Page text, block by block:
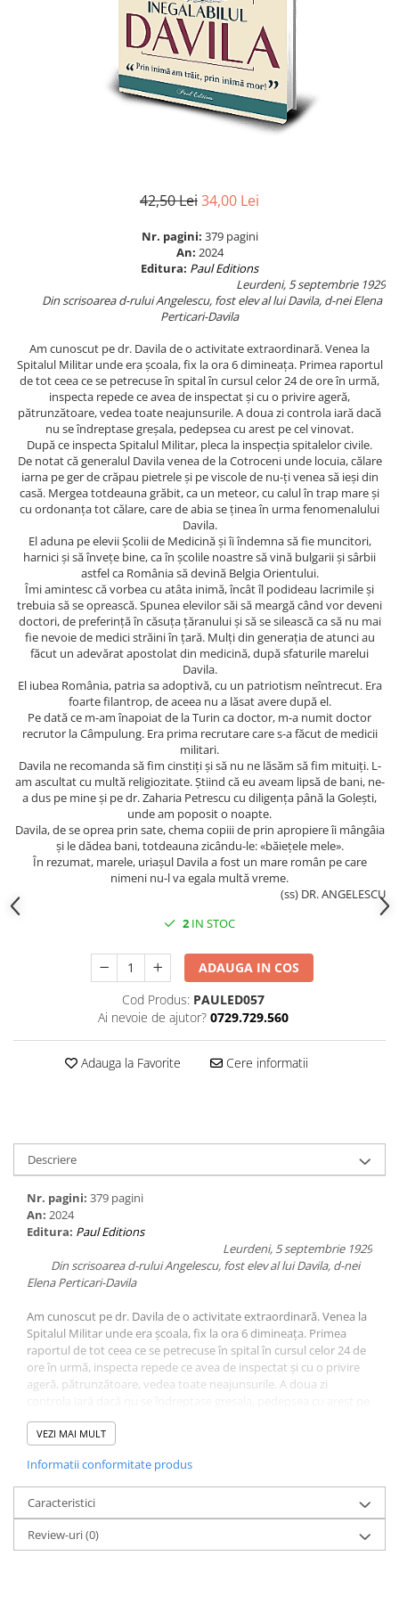
Manuale scolare/Cursuri
Spiritualitate/Ezoterism
Stiinte/Educatie
42,50 Lei34,00 Lei
Nr. pagini: 379 pagini
An: 2024
Editura: Paul Editions
Leurdeni, 5 septembrie 1929
Din scrisoarea d-rului Angelescu, fost elev al lui Davila, d-nei Elena
Perticari-Davila
Am cunoscut pe dr. Davila de o activitate extraordinară. Venea la
Spitalul Militar unde era școala, fix la ora 6 dimineața. Primea raportul
de tot ceea ce se petrecuse în spital în cursul celor 24 de ore în urmă,
inspecta repede ce avea de inspectat și cu o privire ageră,
pătrunzătoare, vedea toate neajunsurile. A doua zi controla iară dacă
nu se îndreptase greșala, pedepsea cu arest pe cel vinovat.
După ce inspecta Spitalul Militar, pleca la inspecția spitalelor civile.
De notat că generalul Davila venea de la Cotroceni unde locuia, călare
iarna pe ger de crăpau pietrele și pe viscole de nu-ți venea să ieși din
casă. Mergea totdeauna grăbit, ca un meteor, cu calul în trap mare și
cu ordonanța tot călare, care de abia se ținea în urma fenomenalului
Davila.
El aduna pe elevii Școlii de Medicină și îi îndemna să fie muncitori,
harnici și să învețe bine, ca în școlile noastre să vină bulgarii și sârbii
astfel ca România să devină Belgia Orientului.
Îmi amintesc că vorbea cu atâta inimă, încât îl podideau lacrimile și
trebuia să se oprească. Spunea elevilor săi să meargă când vor deveni
doctori, de preferință în căsuța țăranului și să se silească ca să nu mai
fie nevoie de medici străini în țară. Mulți din generația de atunci au
făcut un adevărat apostolat din medicină, după sfaturile marelui
Davila.
El iubea România, patria sa adoptivă, cu un patriotism neîntrecut. Era
foarte filantrop, de aceea nu a lăsat avere după el.
Pe dată ce m-am înapoiat de la Turin ca doctor, m-a numit doctor
recrutor la Câmpulung. Era prima recrutare care s-a făcut de medicii
militari.
Davila ne recomanda să fim cinstiți și să nu ne lăsăm să fim mituiți. L-
am ascultat cu multă religiozitate. Știind că eu aveam lipsă de bani, ne-
a dus pe mine și pe dr. Zaharia Petrescu cu diligența până la Golești,
unde am poposit o noapte.
Davila, de se oprea prin sate, chema copiii de prin apropiere îi mângâia
și le dădea bani, totdeauna zicându-le: «băiețele mele».
În rezumat, marele, uriașul Davila a fost un mare român pe care
nimeni nu-l va egala multă vreme.
(ss) DR. ANGELESCU
2 IN STOC
ADAUGA IN COS
Cod Produs: PAULED057
Ai nevoie de ajutor? 0729.729.560
Adauga la Favorite Cere informatii
Descriere
Nr. pagini: 379 pagini
An: 2024
Editura: Paul Editions
Leurdeni, 5 septembrie 1929
Din scrisoarea d-rului Angelescu, fost elev al lui Davila, d-nei
Elena Perticari-Davila
Am cunoscut pe dr. Davila de o activitate extraordinară. Venea la
Spitalul Militar unde era școala, fix la ora 6 dimineața. Primea
raportul de tot ceea ce se petrecuse în spital în cursul celor 24 de
ore în urmă, inspecta repede ce avea de inspectat și cu o privire
ageră, pătrunzătoare, vedea toate neajunsurile. A doua zi
cel vinovat.
După ce inspecta Spitalul Militar, pleca la inspecția spitalelor civile.
călare iarna pe ger de crăpau pietrele și pe viscole de nu-ți venea
să ieși din casă. Mergea totdeauna grăbit, ca un meteor, cu calul
în trap mare și cu ordonanța tot călare, care de abia se ținea în
urma fenomenalului Davila.
El aduna pe elevii Școlii de Medicină și îi îndemna să fie muncitori,
harnici și să învețe bine, ca în școlile noastre să vină bulgarii și
VEZI MAI MULT
Informatii conformitate produs
Caracteristici
Review-uri(0)